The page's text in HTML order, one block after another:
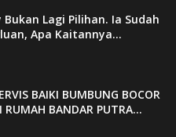
Lagi Pilihan. Ia Sudah
Apa Kaitannya...
BAIKI BUMBUNG BOCOR
RUMAH BANDAR PUTRA...